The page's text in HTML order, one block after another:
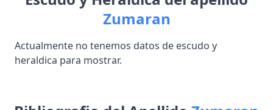
Zumaran
Actualmente no tenemos datos de escudo y
heraldica para mostrar.